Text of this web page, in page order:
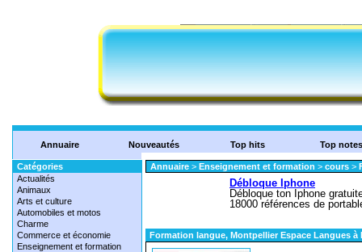
Annuaire Nouveautés Top hits Top notes
Catégories
Actualités
Animaux
Arts et culture
Automobiles et motos
Charme
Commerce et économie
Enseignement et formation
Annuaire > Enseignement et formation > cours >
Formation langue, Montpellier Espace Langues à